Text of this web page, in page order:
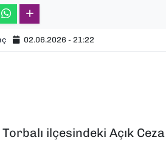
02.06.2026 - 21:22
Torbalı ilçesindeki Açık